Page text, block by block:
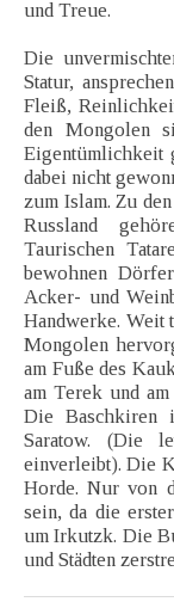
und Treue.
Die
Statur,
Fleiß,
den Mongolen
Eigentümlichkeit
dabei nicht
zum Islam. Zu
Russland
Taurischen
bewohnen
Acker- und
Handwerke. Weit
Mongolen
am Fuße des
am Terek und
Die Baschkiren
Saratow. (Die
einverleibt). Die
Horde. Nur von
sein, da die
um Irkutzk. Die
und Städten